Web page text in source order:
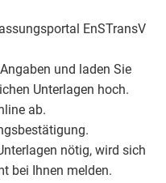
EnSTransV
und laden Sie
Unterlagen hoch.
ab.
nötig, wird sich
bei Ihnen melden.